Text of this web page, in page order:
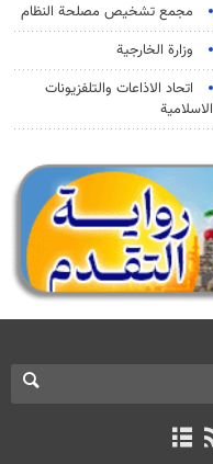
مجمع تشخيص مصلحة النظام
وزارة الخارجية
اتحاد الاذاعات والتلفزيونات
الاسلامية